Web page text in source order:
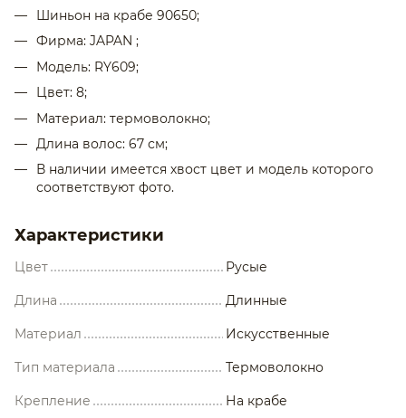
Шиньон на крабе 90650;
Фирма: JAPAN ;
Модель: RY609;
Цвет: 8;
Материал: термоволокно;
Длина волос: 67 см;
В наличии имеется хвост цвет и модель которого
соответствуют фото.
Характеристики
Цвет Русые
Длина Длинные
Материал Искусственные
Тип материала Термоволокно
Крепление На крабе